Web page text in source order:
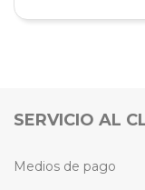
SERVICIO AL
Medios de pago